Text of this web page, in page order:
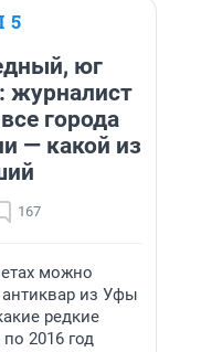
5
юг
журналист
города
— какой из
167
можно
антиквар из Уфы
редкие
2016 год